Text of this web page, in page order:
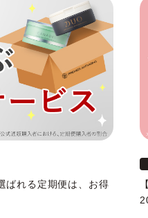
ばれる定期便は、お得